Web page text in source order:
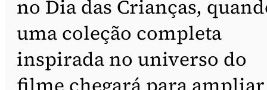
no Dia das Crianças,
uma coleção completa
inspirada no universo do